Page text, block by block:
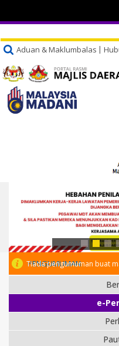
Aduan & Maklumbalas
PENGUMUMAN
Tiada pengumuman buat
e-